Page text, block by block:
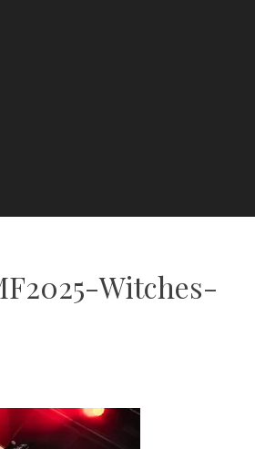
Witches-